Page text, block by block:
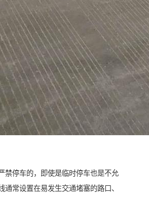
禁停车的，即使是临时停车也是不允
通常设置在易发生交通堵塞的路口、